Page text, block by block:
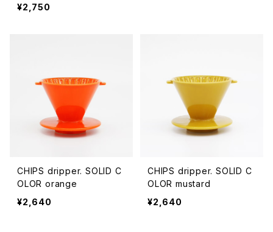
¥2,750
CHIPS dripper. SOLID C
OLOR orange
¥2,640
CHIPS dripper. SOLID C
OLOR mustard
¥2,640